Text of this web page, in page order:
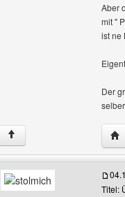
Aber
mit "
ist ne
Der
↑
Titel: